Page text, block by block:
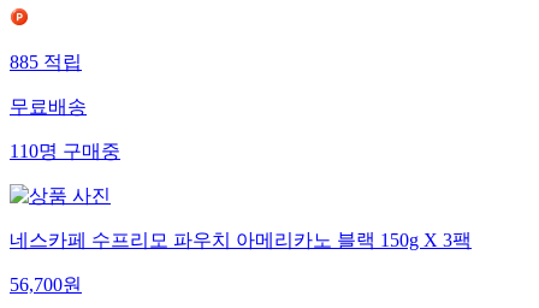
885 적립
무료배송
110명 구매중
네스카페 수프리모 파우치 아메리카노 블랙 150g X 3팩
56,700원